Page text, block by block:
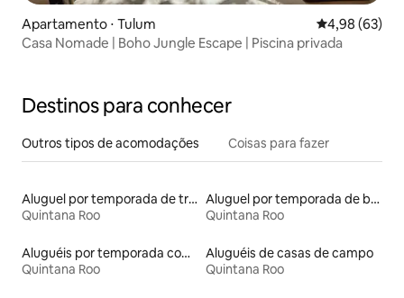
Apartamento ⋅ Tulum 4,98 de uma
4,98 (63)
Casa Nomade | Boho Jungle Escape | Piscina privada
Destinos para conhecer
Outros tipos de acomodações Coisas para fazer
Aluguel por temporada de trailers
Quintana Roo
Aluguel por temporada de barcos
Quintana Roo
Aluguéis por temporada com suítes privativas
Quintana Roo
Aluguéis de casas de campo
Quintana Roo